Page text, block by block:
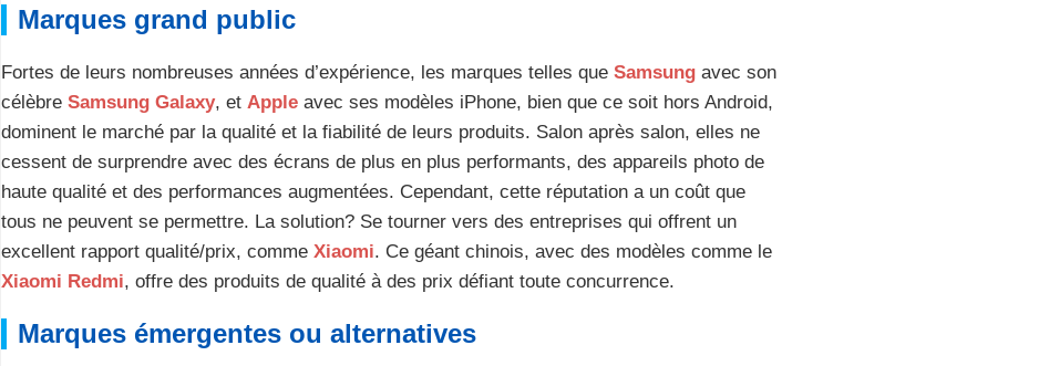
Marques grand public
Fortes de leurs nombreuses années d’expérience, les marques telles que Samsung avec son
célèbre Samsung Galaxy, et Apple avec ses modèles iPhone, bien que ce soit hors Android,
dominent le marché par la qualité et la fiabilité de leurs produits. Salon après salon, elles ne
cessent de surprendre avec des écrans de plus en plus performants, des appareils photo de
haute qualité et des performances augmentées. Cependant, cette réputation a un coût que
tous ne peuvent se permettre. La solution? Se tourner vers des entreprises qui offrent un
excellent rapport qualité/prix, comme Xiaomi. Ce géant chinois, avec des modèles comme le
Xiaomi Redmi, offre des produits de qualité à des prix défiant toute concurrence.
Marques émergentes ou alternatives